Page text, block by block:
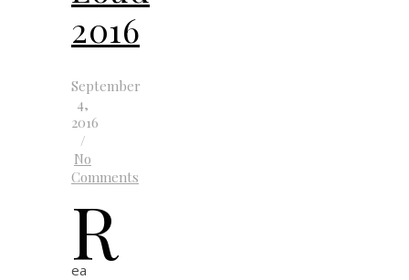
2016
September
4,
2016
/
No
Comments
R
ea